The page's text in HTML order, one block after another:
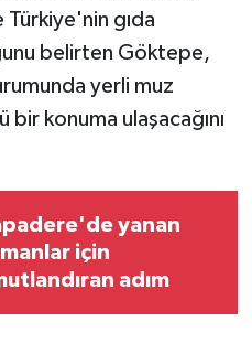
gıda
belirten Göktepe,
yerli muz
konuma ulaşacağını
yanan
için
adım